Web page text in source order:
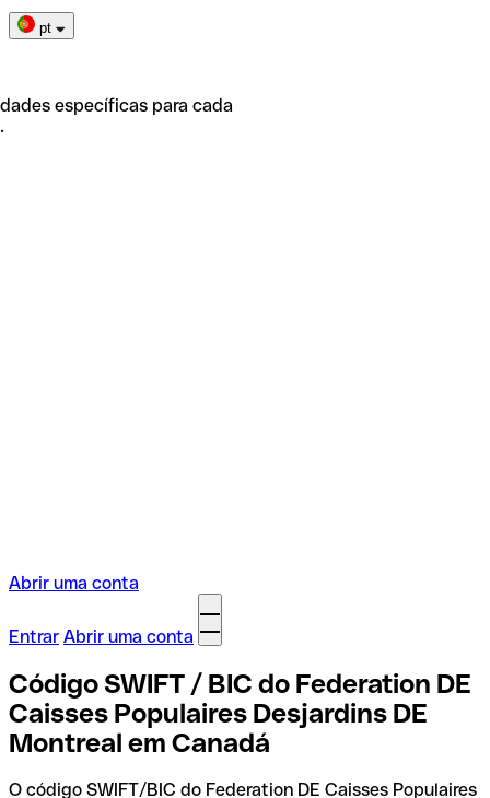
pt
específicas para cada
Abrir uma conta
Entrar Abrir uma conta
Código SWIFT / BIC do Federation DE
Caisses Populaires Desjardins DE
Montreal em Canadá
O código SWIFT/BIC do Federation DE Caisses Populaires